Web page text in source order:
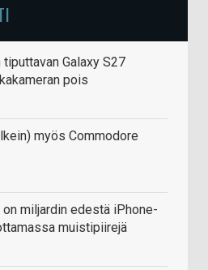
tiputtavan Galaxy S27
pois
myös Commodore
miljardin edestä iPhone-
muistipiirejä